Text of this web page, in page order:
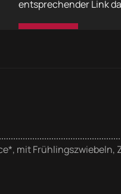
entsprechender Link
mit Frühlingszwiebeln,